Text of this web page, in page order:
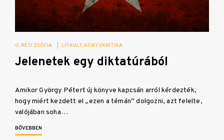
O. RÉTI ZSÓFIA LITKULT KÖNYVKRITIKA
Jelenetek egy diktatúrából
Amikor György Pétert új könyve kapcsán arról kérdezték,
hogy miért kezdett el „ezen a témán” dolgozni, azt felelte,
valójában soha…
BŐVEBBEN